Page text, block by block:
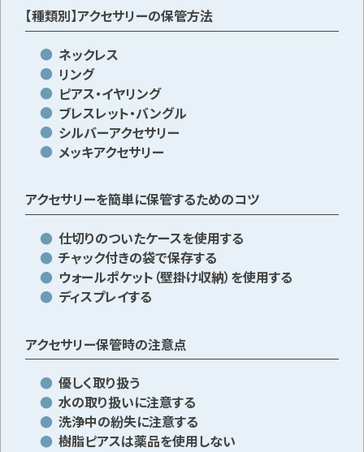
最短
まずはお電話
【総合受付】24時間・年中無休(年末年始除く)
【種類別】アクセサリーの保管方法
ネックレス
リング
ピアス・イヤリング
ブレスレット・バングル
シルバーアクセサリー
メッキアクセサリー
アクセサリーを簡単に保管するためのコツ
仕切りのついたケースを使用する
チャック付きの袋で保存する
ウォールポケット（壁掛け収納）を使用する
ディスプレイする
アクセサリー保管時の注意点
優しく取り扱う
水の取り扱いに注意する
洗浄中の紛失に注意する
樹脂ピアスは薬品を使用しない